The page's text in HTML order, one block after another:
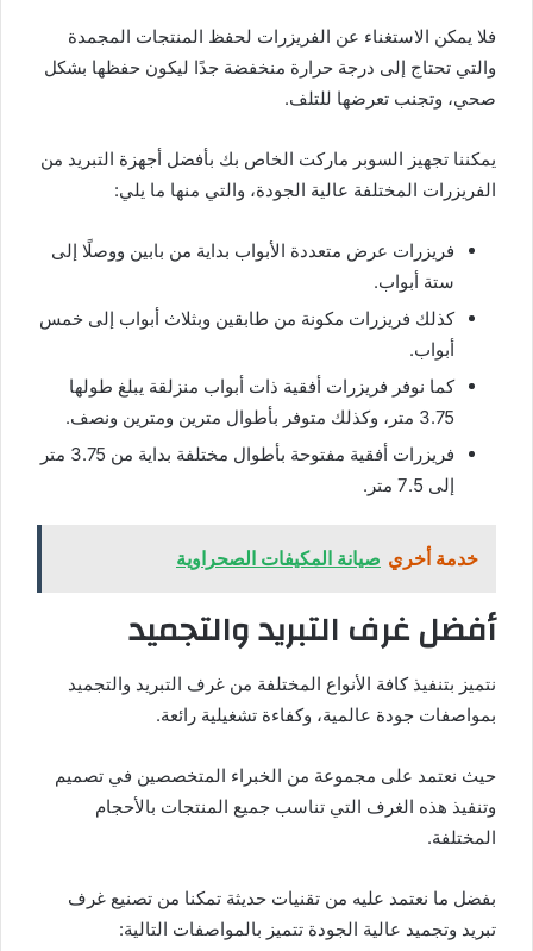
فلا يمكن الاستغناء عن الفريزرات لحفظ المنتجات المجمدة
والتي تحتاج إلى درجة حرارة منخفضة جدًا ليكون حفظها بشكل
صحي، وتجنب تعرضها للتلف.
يمكننا تجهيز السوبر ماركت الخاص بك بأفضل أجهزة التبريد من
الفريزرات المختلفة عالية الجودة، والتي منها ما يلي:
فريزرات عرض متعددة الأبواب بداية من بابين ووصلًا إلى
ستة أبواب.
كذلك فريزرات مكونة من طابقين وبثلاث أبواب إلى خمس
أبواب.
كما نوفر فريزرات أفقية ذات أبواب منزلقة يبلغ طولها
3.75 متر، وكذلك متوفر بأطوال مترين ومترين ونصف.
فريزرات أفقية مفتوحة بأطوال مختلفة بداية من 3.75 متر
إلى 7.5 متر.
خدمة أخري صيانة المكيفات الصحراوية
أفضل غرف التبريد والتجميد
نتميز بتنفيذ كافة الأنواع المختلفة من غرف التبريد والتجميد
بمواصفات جودة عالمية، وكفاءة تشغيلية رائعة.
حيث نعتمد على مجموعة من الخبراء المتخصصين في تصميم
وتنفيذ هذه الغرف التي تناسب جميع المنتجات بالأحجام
المختلفة.
بفضل ما نعتمد عليه من تقنيات حديثة تمكنا من تصنيع غرف
تبريد وتجميد عالية الجودة تتميز بالمواصفات التالية: